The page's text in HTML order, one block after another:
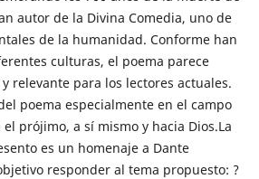
autor de la Divina Comedia, uno de
de la humanidad. Conforme han
culturas, el poema parece
relevante para los lectores actuales.
poema especialmente en el campo
prójimo, a sí mismo y hacia Dios.La
es un homenaje a Dante
responder al tema propuesto: ?